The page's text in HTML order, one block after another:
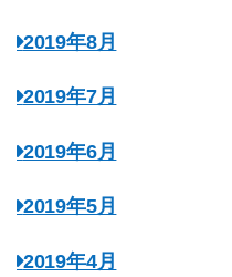
2019年8月
2019年7月
2019年6月
2019年5月
2019年4月